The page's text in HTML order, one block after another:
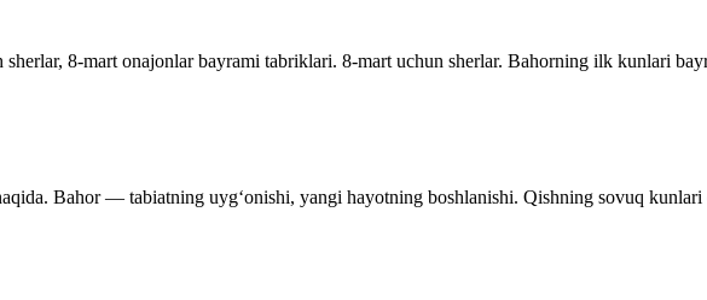
8-mart onajonlar bayrami tabriklari. 8-mart uchun sherlar. Bahorning ilk kunlari
Bahor — tabiatning uyg‘onishi, yangi hayotning boshlanishi. Qishning sovuq